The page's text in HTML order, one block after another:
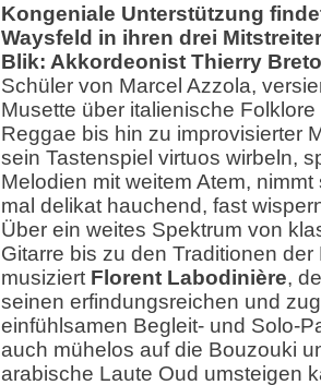
Kongeniale Unterstützung
Waysfeld in ihren drei
Blik: Akkordeonist Thierry
Schüler von Marcel Azzola,
Musette über italienische Folklore
Reggae bis hin zu improvisierter
sein Tastenspiel virtuos wirbeln,
Melodien mit weitem Atem,
mal delikat hauchend, fast
Über ein weites Spektrum von
Gitarre bis zu den Traditionen der
musiziert Florent Labodinière,
seinen erfindungsreichen und
einfühlsamen Begleit- und Solo-
auch mühelos auf die Bouzouki
arabische Laute Oud umsteigen